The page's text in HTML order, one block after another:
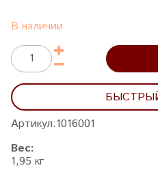
В наличии
Артикул:1016001
Вес:
1,95 кг